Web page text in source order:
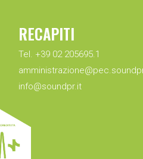
RECAPITI
Tel. +39 02 205695.1
info@soundpr.it